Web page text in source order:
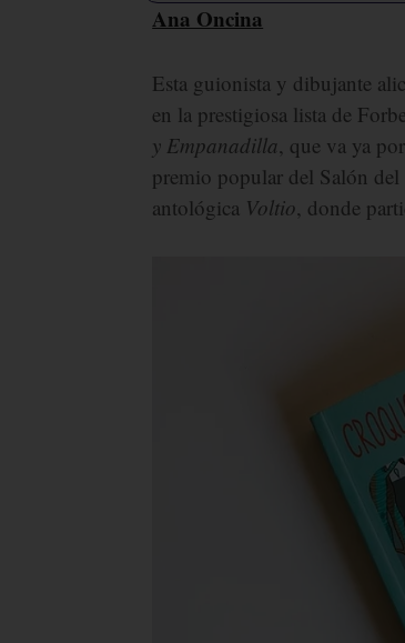
Ana Oncina
Esta guionista y dibujante
en la prestigiosa lista de
y Empanadilla, que va ya
premio popular del Salón
antológica Voltio, donde